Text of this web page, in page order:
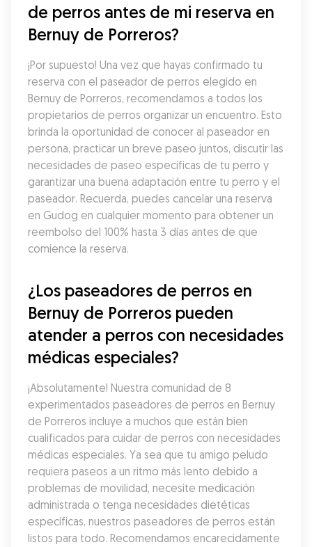
de perros antes de mi reserva en
Bernuy de Porreros?
¡Por supuesto! Una vez que hayas confirmado tu
reserva con el paseador de perros elegido en
Bernuy de Porreros, recomendamos a todos los
propietarios de perros organizar un encuentro. Esto
brinda la oportunidad de conocer al paseador en
persona, practicar un breve paseo juntos, discutir las
necesidades de paseo específicas de tu perro y
garantizar una buena adaptación entre tu perro y el
paseador. Recuerda, puedes cancelar una reserva
en Gudog en cualquier momento para obtener un
reembolso del 100% hasta 3 días antes de que
comience la reserva.
¿Los paseadores de perros en
Bernuy de Porreros pueden
atender a perros con necesidades
médicas especiales?
¡Absolutamente! Nuestra comunidad de 8
experimentados paseadores de perros en Bernuy
de Porreros incluye a muchos que están bien
cualificados para cuidar de perros con necesidades
médicas especiales. Ya sea que tu amigo peludo
requiera paseos a un ritmo más lento debido a
problemas de movilidad, necesite medicación
administrada o tenga necesidades dietéticas
específicas, nuestros paseadores de perros están
listos para todo. Recomendamos encarecidamente